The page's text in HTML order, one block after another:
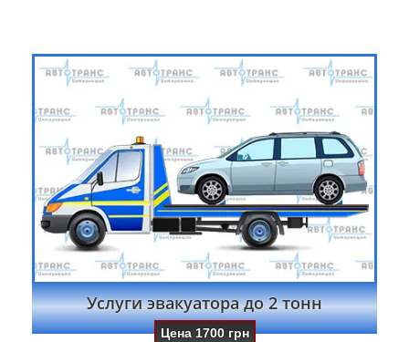
Услуги эвакуатора до 2 тонн
Цена1700 грн